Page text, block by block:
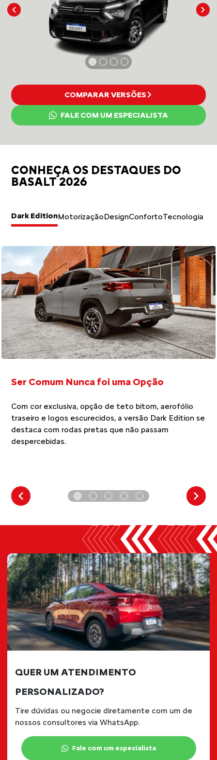
COMPARAR VERSÕES
FALE COM UM ESPECIALISTA
CONHEÇA OS DESTAQUES DO
BASALT 2026
Dark EditionMotorizaçãoDesignConfortoTecnologia
Ser Comum Nunca foi uma Opção
Com cor exclusiva, opção de teto bitom, aerofólio
traseiro e logos escurecidos, a versão Dark Edition se
destaca com rodas pretas que não passam
despercebidas.
QUER UM ATENDIMENTO
PERSONALIZADO?
Tire dúvidas ou negocie diretamente com um de
nossos consultores via WhatsApp.
Fale com um especialista